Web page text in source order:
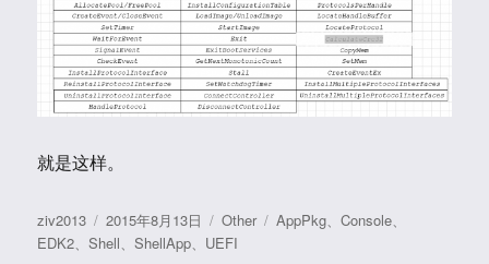
就是这样。
作
者
ziv2013
发
布
2015年8月13日
分
类
Other
标
AppPkg、Console、
EDK2、Shell、ShellApp、 UEFI